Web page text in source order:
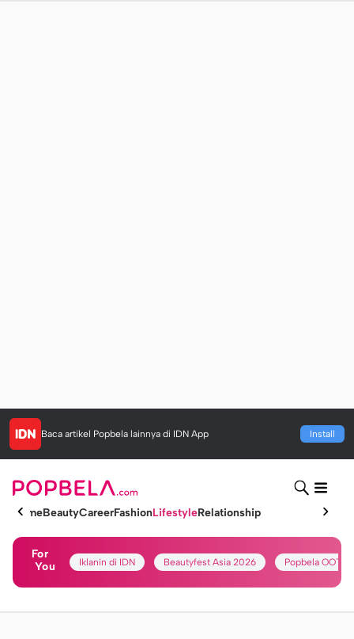
Baca artikel Popbela lainnya di IDN App Install
HomeBeautyCareerFashionLifestyleRelationship
For
You
Iklanin di IDN Beautyfest Asia 2026 Popbela OOTD